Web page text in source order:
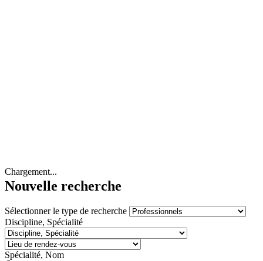
Chargement...
Nouvelle recherche
Sélectionner le type de recherche
Discipline, Spécialité
Spécialité, Nom